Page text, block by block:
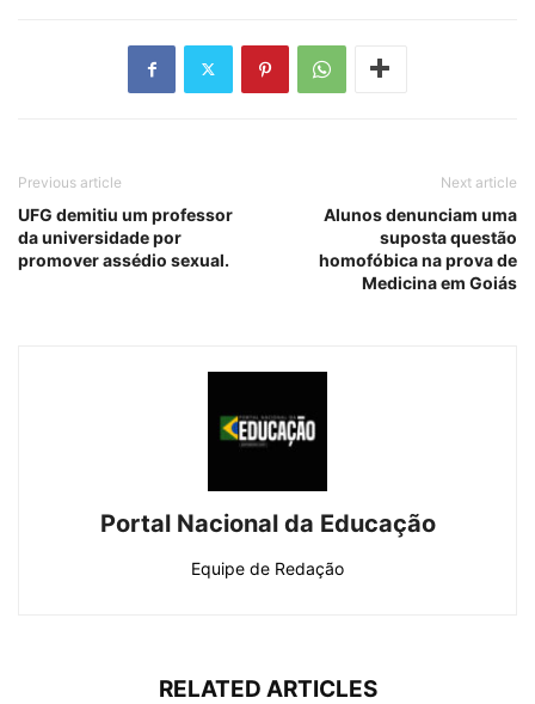
Previous article
UFG demitiu um professor
da universidade por
promover assédio sexual.
Next article
Alunos denunciam uma
suposta questão
homofóbica na prova de
Medicina em Goiás
Portal Nacional da Educação
Equipe de Redação
RELATED ARTICLES